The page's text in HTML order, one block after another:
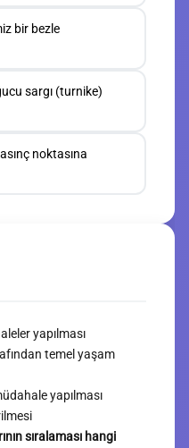
bir bezle
sargı (turnike)
noktasına
yapılması
temel yaşam
yapılması
sıralaması hangi